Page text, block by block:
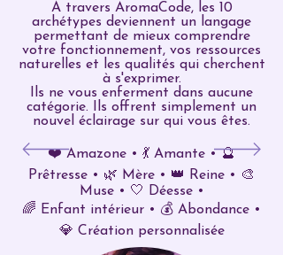
À travers AromaCode, les 10
archétypes deviennent un langage
permettant de mieux comprendre
votre fonctionnement, vos ressources
naturelles et les qualités qui cherchent
à s'exprimer.
Ils ne vous enferment dans aucune
catégorie.
Ils offrent simplement un
nouvel éclairage sur qui vous êtes.
❤️ Amazone • 💃 Amante • 🔮
Prêtresse • 🌿 Mère • 👑 Reine • 🎨
Muse • 🤍 Déesse •
🌈 Enfant intérieur • 💰 Abondance •
💎 Création personnalisée